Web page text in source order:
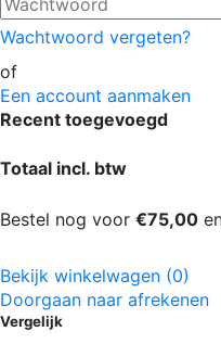
Wachtwoord vergeten?
of
Een account aanmaken
Recent toegevoegd
Totaal incl. btw
Bestel nog voor €75,00
Bekijk winkelwagen (0)
Doorgaan naar afrekenen
Vergelijk